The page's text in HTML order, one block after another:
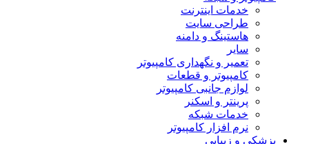
خدمات اینترنت
طراحی سایت
هاستینگ و دامنه
سایر
تعمیر و نگهداری کامپیوتر
کامپیوتر و قطعات
لوازم جانبی کامپیوتر
پرینتر و اسکنر
خدمات شبکه
نرم افزار کامپیوتر
پزشکی و زیبایی